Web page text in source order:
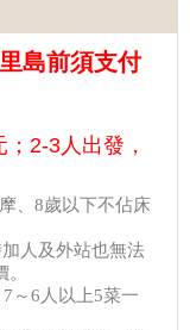
島前須支付
；2-3人出發，
、8歲以下不佔床
人及外站也無法
～6人以上5菜一